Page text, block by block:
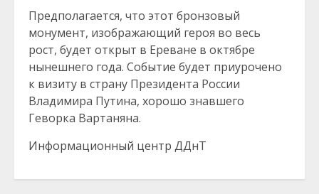
Предполагается, что этот бронзовый
монумент, изображающий героя во весь
рост, будет открыт в Ереване в октябре
нынешнего года. Событие будет приурочено
к визиту в страну Президента России
Владимира Путина, хорошо знавшего
Геворка Вартаняна.
Информационный центр ДДнТ